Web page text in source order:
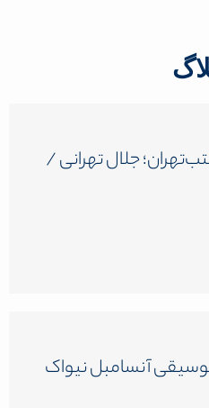
جلال تهرانی /
آنسامبل نیواک